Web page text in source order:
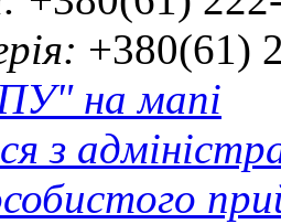
+380(61)
на мапі
з